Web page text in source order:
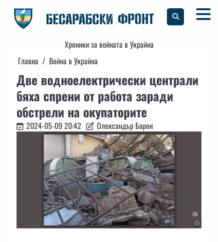
content
Хроники за войната в Украйна
Главна
Война в Украйна
Две водноелектрически централи
бяха спрени от работа заради
обстрели на окупаторите
2024-05-09 20:42 Олександър Барон